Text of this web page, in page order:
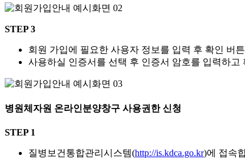
STEP 3
회원 가입에 필요한 사용자 정보를 입력 후 확인 버
사용하실 인증서를 선택 후 인증서 암호를 입력하고
병원체자원 온라인분양창구 사용권한 신청
STEP 1
질병보건통합관리시스템(http://is.kdca.go.kr)에 접속